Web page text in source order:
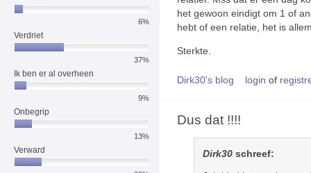
6%
Verdriet
37%
Ik ben er al overheen
9%
Onbegrip
13%
Verward
het gewoon eindigt om 1 of
hebt of een relatie, het is
Sterkte.
Dirk30's blog login of
Dus dat !!!!
Dirk30 schreef: